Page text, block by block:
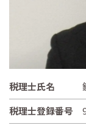
税理士氏名
税理士登録番号